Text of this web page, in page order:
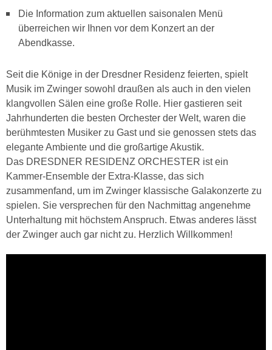
Die Information zum aktuellen saisonalen Menü
überreichen wir Ihnen vor dem Konzert an der
Abendkasse.
Seit die Könige in der Dresdner Residenz feierten, spielt
Musik im Zwinger sowohl draußen als auch in den vielen
klangvollen Sälen eine große Rolle. Hier gastieren seit
Jahrhunderten die besten Orchester der Welt, waren die
berühmtesten Musiker zu Gast und sie genossen stets das
elegante Ambiente und die großartige Akustik.
Das DRESDNER RESIDENZ ORCHESTER ist ein
Kammer-Ensemble der Extra-Klasse, das sich
zusammenfand, um im Zwinger klassische Galakonzerte zu
spielen. Sie versprechen für den Nachmittag angenehme
Unterhaltung mit höchstem Anspruch. Etwas anderes lässt
der Zwinger auch gar nicht zu. Herzlich Willkommen!